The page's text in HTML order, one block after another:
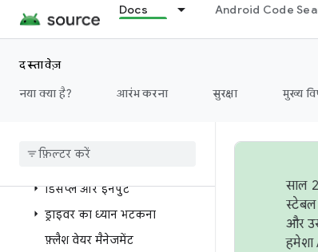
Docs Android Code
दस्तावेज़
नया क्या है?
आरंभ करना सुरक्षा मुख्य
स्केलेबल यूज़र इंटरफ़ेस (यूआई)
के साथ विंडोविंग
कैमरा
कार फ़्रेमवर्क कोर
डिसप्ले और इनपुट
ड्राइवर का ध्यान भटकना
फ़्लैश वेयर मैनेजमेंट
साल
स्टेबल
और
हमेशा